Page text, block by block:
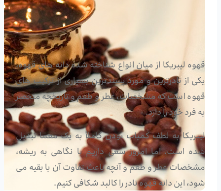
قهوه لیبریکا از میان انواع شناخته شده دانه های قهوه،
یکی از نادرترین و مورد پسندترین بسیاری از ترکیب های
قهوه است که مشخصات، عطر و طعم و تاریخچه منحصر
به فرد خود را دارد.
لیبریکا به لطف کمیاب بودن کاملاً به یک معما تبدیل
شده است. اما امروز سعی داریم با نگاهی به ریشه،
مشخصات عطر و طعم و آنچه باعث تفاوت آن با بقیه می
شود، این دانه قهوه نادر را کالبد شکافی کنیم.